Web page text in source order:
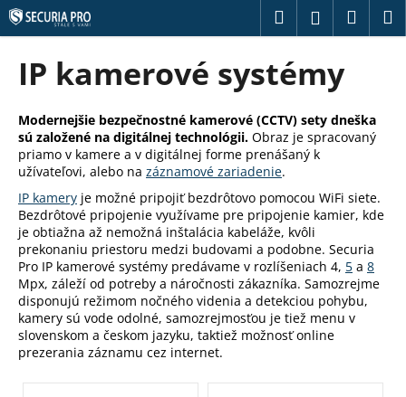
Prejsť
na
obsah
Hľadať
IP kamerové systémy
Modernejšie bezpečnostné kamerové (CCTV) sety dneška
sú založené na digitálnej technológii. Obraz je spracovaný
priamo v kamere a v digitálnej forme prenášaný k
užívateľovi, alebo na záznamové zariadenie.
IP kamery je možné pripojiť bezdrôtovo pomocou WiFi siete.
Bezdrôtové pripojenie využívame pre pripojenie kamier, kde
je obtiažna až nemožná inštalácia kabeláže, kvôli
prekonaniu priestoru medzi budovami a podobne. Securia
Pro IP kamerové systémy predávame v rozlíšeniach 4, 5 a 8
Mpx, záleží od potreby a náročnosti zákazníka. Samozrejme
disponujú režimom nočného videnia a detekciou pohybu,
kamery sú vode odolné, samozrejmosťou je tiež menu v
slovenskom a českom jazyku, taktiež možnosť online
prezerania záznamu cez internet.
K
o
o
p
o
t
r
e
b
u
j
e
t
e